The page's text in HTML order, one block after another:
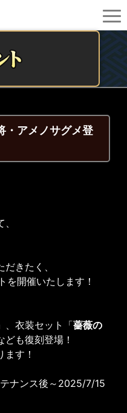
・アメノサグメ登
きたく、
を開催いたします！
、衣装セット「薔薇の
ども復刻登場！
す！
ナンス後～2025/7/15